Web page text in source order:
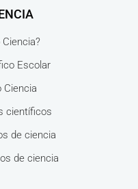
Escolar
Ciencia
científicos
de ciencia
de ciencia